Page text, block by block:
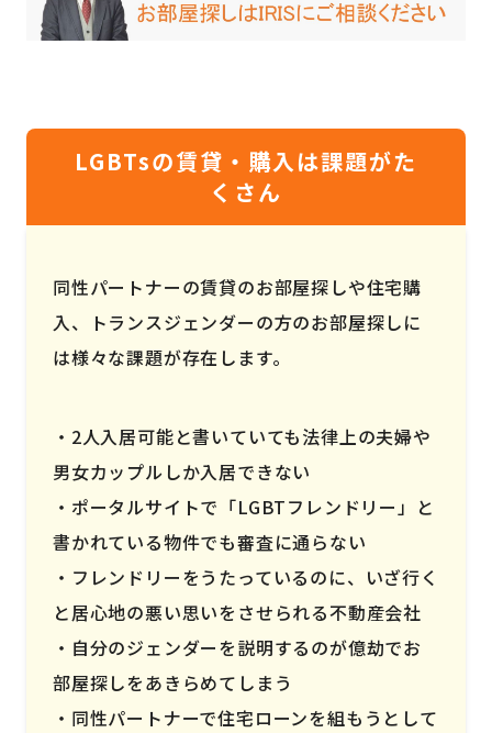
LGBTsの賃貸・購入は課題がた
くさん
同性パートナーの賃貸のお部屋探しや住宅購
入、トランスジェンダーの方のお部屋探しに
は様々な課題が存在します。
2人入居可能と書いていても法律上の夫婦や
男女カップルしか入居できない
ポータルサイトで「LGBTフレンドリー」と
書かれている物件でも審査に通らない
フレンドリーをうたっているのに、いざ行く
と居心地の悪い思いをさせられる不動産会社
自分のジェンダーを説明するのが億劫でお
部屋探しをあきらめてしまう
同性パートナーで住宅ローンを組もうとして